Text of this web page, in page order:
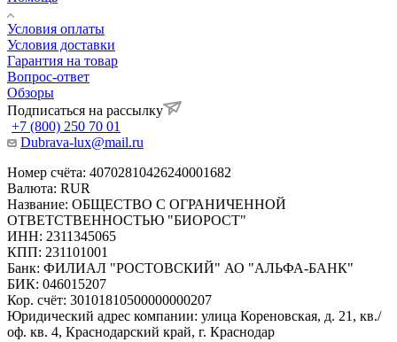
Условия оплаты
Условия доставки
Гарантия на товар
Вопрос-ответ
Обзоры
Подписаться на рассылку
+7 (800) 250 70 01
Dubrava-lux@mail.ru
Номер счёта: 40702810426240001682
Валюта: RUR
Название: ОБЩЕСТВО С ОГРАНИЧЕННОЙ
ОТВЕТСТВЕННОСТЬЮ "БИОРОСТ"
ИНН: 2311345065
КПП: 231101001
Банк: ФИЛИАЛ "РОСТОВСКИЙ" АО "АЛЬФА-БАНК"
БИК: 046015207
Кор. счёт: 30101810500000000207
Юридический адрес компании: улица Кореновская, д. 21, кв./
оф. кв. 4, Краснодарский край, г. Краснодар